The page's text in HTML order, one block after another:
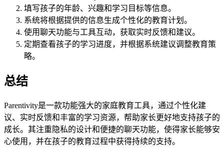
填写孩子的年龄、兴趣和学习目标等信息。
系统将根据提供的信息生成个性化的教育计划。
使用聊天功能与工具互动，获取实时反馈和建议。
定期查看孩子的学习进度，并根据系统建议调整教育策
略。
总结
Parentivity是一款功能强大的家庭教育工具，通过个性化建
议、实时反馈和丰富的学习资源，帮助家长更好地支持孩子的
成长。其注重隐私的设计和便捷的聊天功能，使得家长能够安
心使用，并在孩子的教育过程中获得持续的支持。